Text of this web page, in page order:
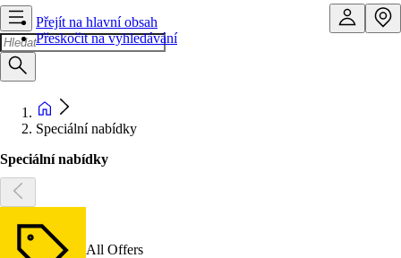
Přejít na hlavní obsah
Přeskočit na vyhledávání
Speciální nabídky
Speciální nabídky
All Offers